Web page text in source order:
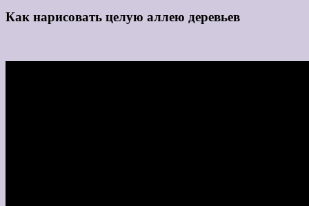
Как нарисовать целую аллею деревьев